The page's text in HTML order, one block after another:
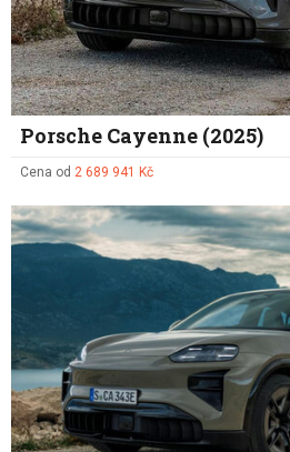
Porsche Cayenne (2025)
Cena od 2 689 941 Kč